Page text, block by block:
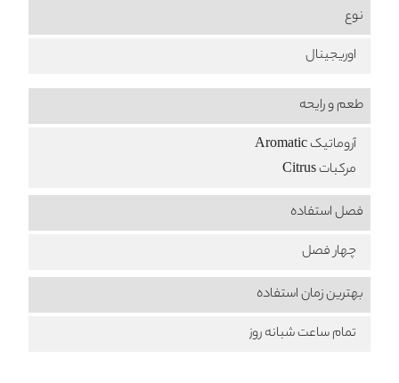
نوع
اوریجینال
طعم‌ و رایحه
آروماتیک Aromatic
مرکبات Citrus
فصل استفاده
چهار فصل
بهترین زمان استفاده
تمام ساعت شبانه روز